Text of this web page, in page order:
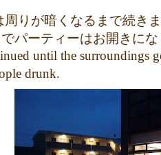
りが暗くなるまで続き
パーティーはお開きに
until the surroundings
drunk.